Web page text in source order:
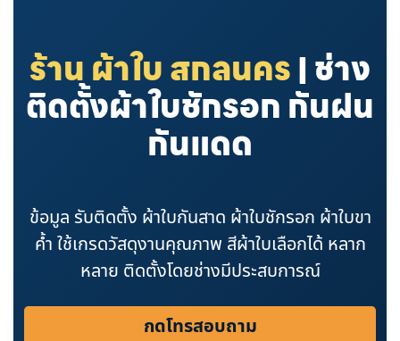
ร้าน ผ้าใบ สกลนคร| ช่าง
ติดตั้งผ้าใบชักรอก กันฝน
กันแดด
ข้อมูล รับติดตั้ง ผ้าใบกันสาด ผ้าใบชักรอก ผ้าใบขา
ค้ำ ใช้เกรดวัสดุงานคุณภาพ สีผ้าใบเลือกได้ หลาก
หลาย ติดตั้งโดยช่างมีประสบการณ์
กดโทรสอบถาม